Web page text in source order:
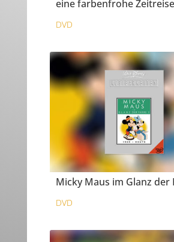
eine farbenfrohe Zeitreise
DVD
Micky Maus im Glanz der
DVD